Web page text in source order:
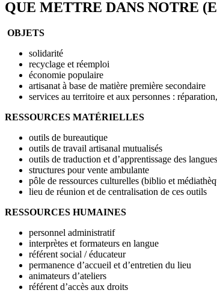
QUE METTRE DANS NOTRE
OBJETS
solidarité
recyclage et réemploi
économie populaire
artisanat à base de matière première secondaire
services au territoire et aux personnes :
RESSOURCES MATÉRIELLES
outils de bureautique
outils de travail artisanal mutualisés
outils de traduction et d’apprentissage des langues
structures pour vente ambulante
pôle de ressources culturelles (biblio et
lieu de réunion et de centralisation de ces outils
RESSOURCES HUMAINES
personnel administratif
interprètes et formateurs en langue
référent social / éducateur
permanence d’accueil et d’entretien du lieu
animateurs d’ateliers
référent d’accès aux droits